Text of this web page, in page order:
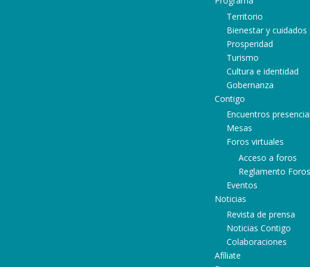
Territorio
Bienestar y cuidados
Prosperidad
Turismo
Cultura e identidad
Gobernanza
Contigo
Encuentros
Mesas
Foros virtuales
Acceso a foros
Reglamento Foros
Eventos
Noticias
Revista de prensa
Noticias Contigo
Colaboraciones
Afíliate